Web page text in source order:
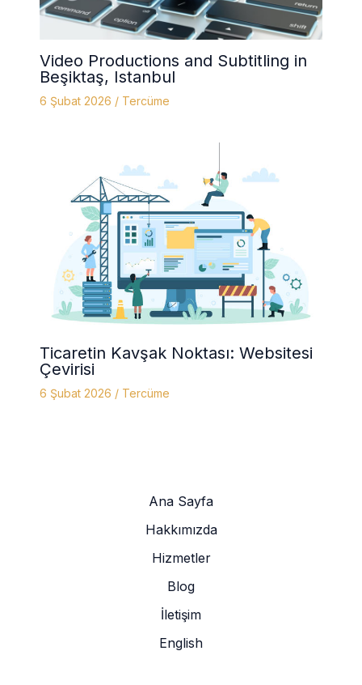
Video Productions and Subtitling in
Beşiktaş, Istanbul
6 Şubat 2026 / Tercüme
Ticaretin Kavşak Noktası: Websitesi
Çevirisi
6 Şubat 2026 / Tercüme
Ana Sayfa
Hakkımızda
Hizmetler
Blog
İletişim
English